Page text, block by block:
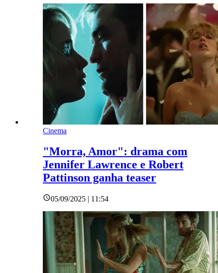
Cinema
"Morra, Amor": drama com
Jennifer Lawrence e Robert
Pattinson ganha teaser
05/09/2025 | 11:54